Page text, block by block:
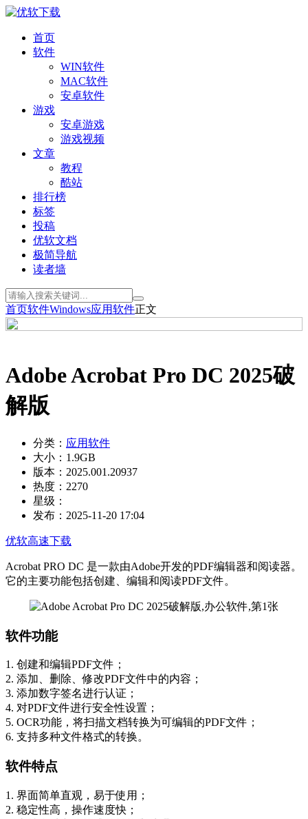
首页
软件
WIN软件
MAC软件
安卓软件
游戏
安卓游戏
游戏视频
文章
教程
酷站
排行榜
标签
投稿
优软文档
极简导航
读者墙
首页软件Windows应用软件正文
Adobe Acrobat Pro DC 2025破
解版
分类： 应用软件
大小： 1.9GB
版本： 2025.001.20937
热度： 2270
星级：
发布： 2025-11-20 17:04
优软高速下载
Acrobat PRO DC 是一款由Adobe开发的PDF编辑器和阅读器。
它的主要功能包括创建、编辑和阅读PDF文件。
软件功能
1. 创建和编辑PDF文件；
2. 添加、删除、修改PDF文件中的内容；
3. 添加数字签名进行认证；
4. 对PDF文件进行安全性设置；
5. OCR功能，将扫描文档转换为可编辑的PDF文件；
6. 支持多种文件格式的转换。
软件特点
1. 界面简单直观，易于使用；
2. 稳定性高，操作速度快；